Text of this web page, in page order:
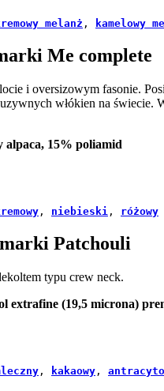
melanż , kamelowy
Me complete
i oversizowym fasonie.
włókien na świecie.
alpaca, 15% poliamid
, niebieski , różowy
Patchouli
typu crew neck.
extrafine (19,5 microna)
, kakaowy ,